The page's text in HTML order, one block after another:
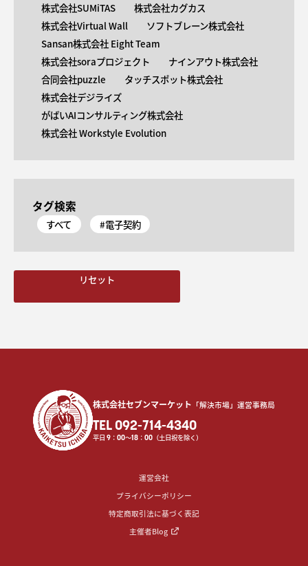
株式会社SUMiTAS
株式会社カグカス
株式会社Virtual Wall
ソフトブレーン株式会社
Sansan株式会社 Eight Team
株式会社soraプロジェクト
ナインアウト株式会社
合同会社puzzle
タッチスポット株式会社
株式会社デジライズ
がばいAIコンサルティング株式会社
株式会社 Workstyle Evolution
タグ検索
すべて #電子契約
リセット
株式会社セブンマーケット 「解決市場」運営事務局
TEL 092-714-4340
平日9 ：00〜18 ：00 （土日祝を除く）
運営会社
プライバシーポリシー
特定商取引法に基づく表記
主催者Blog